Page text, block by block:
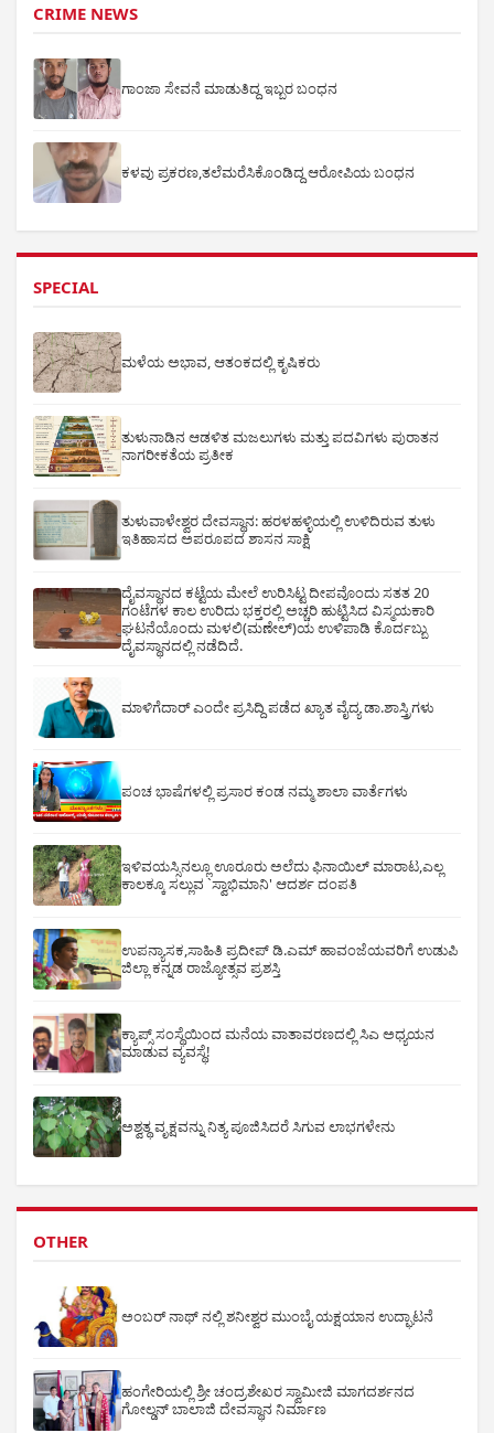
CRIME NEWS
ಗಾಂಜಾ ಸೇವನೆ ಮಾಡುತಿದ್ದ ಇಬ್ಬರ ಬಂಧನ
ಕಳವು ಪ್ರಕರಣ,ತಲೆಮರೆಸಿಕೊಂಡಿದ್ದ ಆರೋಪಿಯ ಬಂಧನ
SPECIAL
ಮಳೆಯ ಅಭಾವ, ಆತಂಕದಲ್ಲಿ ಕೃಷಿಕರು
ತುಳುನಾಡಿನ ಆಡಳಿತ ಮಜಲುಗಳು ಮತ್ತು ಪದವಿಗಳು ಪುರಾತನ
ನಾಗರೀಕತೆಯ ಪ್ರತೀಕ
ತುಳುವಾಳೇಶ್ವರ ದೇವಸ್ಥಾನ: ಹರಳಹಳ್ಳಿಯಲ್ಲಿ ಉಳಿದಿರುವ ತುಳು
ಇತಿಹಾಸದ ಅಪರೂಪದ ಶಾಸನ ಸಾಕ್ಷಿ
ದೈವಸ್ಥಾನದ ಕಟ್ಟೆಯ ಮೇಲೆ ಉರಿಸಿಟ್ಟ ದೀಪವೊಂದು ಸತತ 20
ಗಂಟೆಗಳ ಕಾಲ ಉರಿದು ಭಕ್ತರಲ್ಲಿ ಅಚ್ಚರಿ ಹುಟ್ಟಿಸಿದ ವಿಸ್ಮಯಕಾರಿ
ಘಟನೆಯೊಂದು ಮಳಲಿ(ಮಣೇಲ್)ಯ ಉಳಿಪಾಡಿ ಕೊರ್ದಬ್ಬು
ದೈವಸ್ಥಾನದಲ್ಲಿ ನಡೆದಿದೆ.
ಮಾಳಿಗೆದಾರ್ ಎಂದೇ ಪ್ರಸಿದ್ದಿ ಪಡೆದ ಖ್ಯಾತ ವೈದ್ಯ ಡಾ.ಶಾಸ್ತ್ರಿಗಳು
ಪಂಚ ಭಾಷೆಗಳಲ್ಲಿ ಪ್ರಸಾರ ಕಂಡ ನಮ್ಮ ಶಾಲಾ ವಾರ್ತೆಗಳು
ಇಳಿವಯಸ್ಸಿನಲ್ಲೂ ಊರೂರು ಅಲೆದು ಫಿನಾಯಿಲ್ ಮಾರಾಟ,ಎಲ್ಲ
ಕಾಲಕ್ಕೂ ಸಲ್ಲುವ `ಸ್ವಾಭಿಮಾನಿ' ಆದರ್ಶ ದಂಪತಿ
ಉಪನ್ಯಾಸಕ,ಸಾಹಿತಿ ಪ್ರದೀಪ್ ಡಿ.ಎಮ್ ಹಾವಂಜೆಯವರಿಗೆ ಉಡುಪಿ
ಜಿಲ್ಲಾ ಕನ್ನಡ ರಾಜ್ಯೋತ್ಸವ ಪ್ರಶಸ್ತಿ
ಕ್ಯಾಪ್ಸ್ ಸಂಸ್ಥೆಯಿಂದ ಮನೆಯ ವಾತಾವರಣದಲ್ಲಿ ಸಿಎ ಅಧ್ಯಯನ
ಮಾಡುವ ವ್ಯವಸ್ಥೆ!
ಅಶ್ವತ್ಥ ವೃಕ್ಷವನ್ನು ನಿತ್ಯ ಪೂಜಿಸಿದರೆ ಸಿಗುವ ಲಾಭಗಳೇನು
OTHER
ಅಂಬರ್ ನಾಥ್ ನಲ್ಲಿ ಶನೀಶ್ವರ ಮುಂಬೈ ಯಕ್ಷಯಾನ ಉದ್ಘಾಟನೆ
ಹಂಗೇರಿಯಲ್ಲಿ ಶ್ರೀ ಚಂದ್ರಶೇಖರ ಸ್ವಾಮೀಜಿ ಮಾಗದರ್ಶನದ
ಗೋಲ್ಡನ್ ಬಾಲಾಜಿ ದೇವಸ್ಥಾನ ನಿರ್ಮಾಣ